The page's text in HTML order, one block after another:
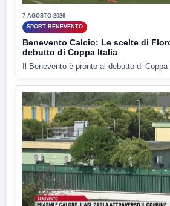
7 AGOSTO 2026
SPORT BENEVENTO
Benevento Calcio: Le scelte di
debutto di Coppa Italia
Il Benevento è pronto al debutto di Coppa